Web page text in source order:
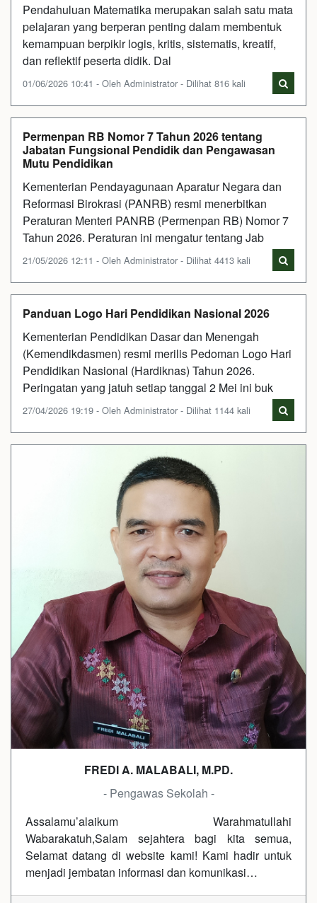
Pendahuluan Matematika merupakan salah satu mata
pelajaran yang berperan penting dalam membentuk
kemampuan berpikir logis, kritis, sistematis, kreatif,
dan reflektif peserta didik. Dal
01/06/2026 10:41 - Oleh Administrator - Dilihat 816 kali
Permenpan RB Nomor 7 Tahun 2026 tentang
Jabatan Fungsional Pendidik dan Pengawasan
Mutu Pendidikan
Kementerian Pendayagunaan Aparatur Negara dan
Reformasi Birokrasi (PANRB) resmi menerbitkan
Peraturan Menteri PANRB (Permenpan RB) Nomor 7
Tahun 2026. Peraturan ini mengatur tentang Jab
21/05/2026 12:11 - Oleh Administrator - Dilihat 4413 kali
Panduan Logo Hari Pendidikan Nasional 2026
Kementerian Pendidikan Dasar dan Menengah
(Kemendikdasmen) resmi merilis Pedoman Logo Hari
Pendidikan Nasional (Hardiknas) Tahun 2026.
Peringatan yang jatuh setiap tanggal 2 Mei ini buk
27/04/2026 19:19 - Oleh Administrator - Dilihat 1144 kali
FREDI A. MALABALI, M.PD.
- Pengawas Sekolah -
Assalamu’alaikum Warahmatullahi
Wabarakatuh,Salam sejahtera bagi kita semua,
Selamat datang di website kami! Kami hadir untuk
menjadi jembatan informasi dan komunikasi…